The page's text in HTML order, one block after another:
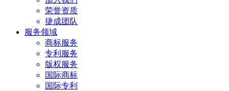
荣誉资质
捷成团队
服务领域
商标服务
专利服务
版权服务
国际商标
国际专利